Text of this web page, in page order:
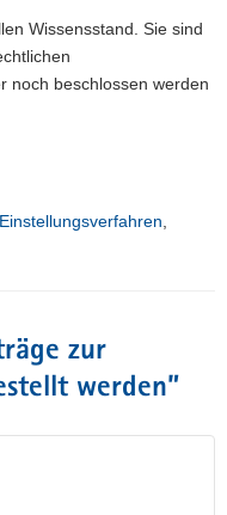
Wissensstand. Sie sind
noch beschlossen werden
Einstellungsverfahren
zur
werden”